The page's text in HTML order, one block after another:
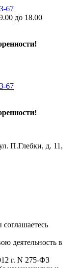
67
до 18.00
67
П.Глебки, д. 11,
деятельность в
г. N 275-ФЗ